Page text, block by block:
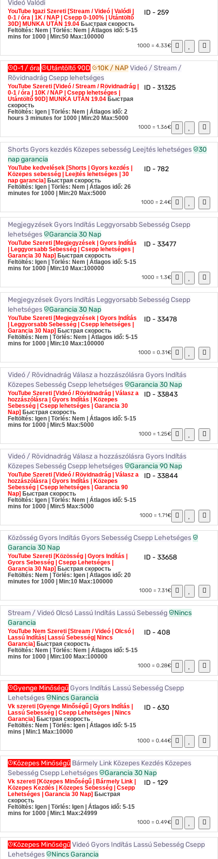
VideóValódi
YouTube Igazi Szereti [Stream / Videó | Valódi |
0-1 / óra | 1K / NAP | Csepp 0-100% | Utántöltő
30D] MUNKA UTÁN 19.04 Быстрая скорость
Feltöltés: Nem | Törlés: Nem | Átlagos idő: 5-15
mins for 1000
| Min:50 Max:100000
ID - 259
1000 = 4.33€
0-1 / óra Utántöltő 90D 10K / NAPVideó / Stream /
Rövidnadrág Csepp lehetséges
YouTube Szereti [Videó / Stream / Rövidnadrág |
0-1 / óra | 10K / NAP | Csepp lehetséges |
Utántöltő 90D] MUNKA UTÁN 19.04 Быстрая
скорость
Feltöltés: Igen | Törlés: Nem | Átlagos idő: 2
hours 3 minutes for 1000
| Min:20 Max:5000
ID - 31325
1000 = 1.36€
Shorts Gyors kezdés Közepes sebesség Leejtés lehetséges
30
nap garancia
YouTube kedvelések [Shorts | Gyors kezdés |
Közepes sebesség | Leejtés lehetséges | 30
nap garancia] Быстрая скорость
Feltöltés: Igen | Törlés: Nem | Átlagos idő: 26
minutes for 1000
| Min:20 Max:5000
ID - 782
1000 = 2.4€
Megjegyzések Gyors Indítás Leggyorsabb Sebesség Csepp
lehetséges
Garancia 30 Nap
YouTube Szereti [Megjegyzések | Gyors Indítás
| Leggyorsabb Sebesség | Csepp lehetséges |
Garancia 30 Nap] Быстрая скорость
Feltöltés: Igen | Törlés: Nem | Átlagos idő: 5-15
mins for 1000
| Min:10 Max:100000
ID - 33477
1000 = 1.3€
Megjegyzések Gyors Indítás Leggyorsabb Sebesség Csepp
lehetséges
Garancia 30 Nap
YouTube Szereti [Megjegyzések | Gyors Indítás
| Leggyorsabb Sebesség | Csepp lehetséges |
Garancia 30 Nap] Быстрая скорость
Feltöltés: Nem | Törlés: Nem | Átlagos idő: 5-15
mins for 1000
| Min:10 Max:100000
ID - 33478
1000 = 0.31€
Videó / RövidnadrágVálasz a hozzászólásra Gyors Indítás
Közepes Sebesség Csepp lehetséges Garancia 30 Nap
YouTube Szereti [Videó / Rövidnadrág | Válasz a
hozzászólásra | Gyors Indítás | Közepes
Sebesség | Csepp lehetséges | Garancia 30
Nap] Быстрая скорость
Feltöltés: Igen | Törlés: Nem | Átlagos idő: 5-15
mins for 1000
| Min:5 Max:5000
ID - 33843
1000 = 1.25€
Videó / RövidnadrágVálasz a hozzászólásra Gyors Indítás
Közepes Sebesség Csepp lehetséges Garancia 90 Nap
YouTube Szereti [Videó / Rövidnadrág | Válasz a
hozzászólásra | Gyors Indítás | Közepes
Sebesség | Csepp lehetséges | Garancia 90
Nap] Быстрая скорость
Feltöltés: Igen | Törlés: Nem | Átlagos idő: 5-15
mins for 1000
| Min:5 Max:5000
ID - 33844
1000 = 1.71€
Közösség Gyors Indítás Gyors Sebesség Csepp Lehetséges
Garancia 30 Nap
YouTube Szereti [Közösség | Gyors Indítás |
Gyors Sebesség | Csepp Lehetséges |
Garancia 30 Nap] Быстрая скорость
Feltöltés: Nem | Törlés: Igen | Átlagos idő: 20
minutes for 1000
| Min:10 Max:100000
ID - 33658
1000 = 7.31€
Stream / Videó Olcsó Lassú Indítás Lassú Sebesség
Nincs
Garancia
YouTube Nem Szereti [Stream / Videó | Olcsó |
Lassú Indítás| Lassú Sebesség| Nincs
Garancia] Быстрая скорость
Feltöltés: Nem | Törlés: Nem | Átlagos idő: 5-15
mins for 1000
| Min:100 Max:100000
ID - 408
1000 = 0.28€
Gyenge Minőségű Gyors Indítás Lassú Sebesség Csepp
Lehetséges
Nincs Garancia
Vk szereti [Gyenge Minőségű | Gyors Indítás |
Lassú Sebesség | Csepp Lehetséges | Nincs
Garancia] Быстрая скорость
Feltöltés: Nem | Törlés: Igen | Átlagos idő: 5-15
mins
| Min:1 Max:10000
ID - 630
1000 = 0.44€
Közepes Minőségű Bármely Link Közepes Kezdés Közepes
Sebesség Csepp Lehetséges Garancia 30 Nap
Vk szereti [Közepes Minőségű | Bármely Link |
Közepes Kezdés | Közepes Sebesség | Csepp
Lehetséges | Garancia 30 Nap] Быстрая
скорость
Feltöltés: Igen | Törlés: Igen | Átlagos idő: 5-15
mins for 1000
| Min:1 Max:24999
ID - 129
1000 = 0.49€
Közepes Minőségű Videó Gyors Indítás Lassú Sebesség Csepp
Lehetséges
Nincs Garancia